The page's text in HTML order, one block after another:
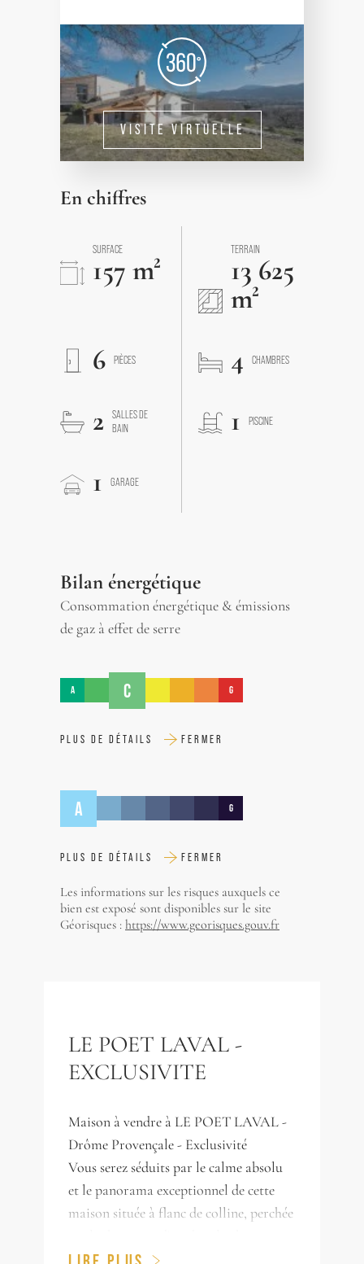
VISITE VIRTUELLE
En chiffres
SURFACE
157 m²
TERRAIN
13 625
m²
6
PIÈCES 4 CHAMBRES
2
SALLES DE
BAIN
1 PISCINE
1 GARAGE
Bilan énergétique
Consommation énergétique & émissions
de gaz à effet de serre
A C G
PLUS DE DÉTAILS FERMER
A G
PLUS DE DÉTAILS FERMER
Les informations sur les risques auxquels ce
bien est exposé sont disponibles sur le site
Géorisques : https://www.georisques.gouv.fr
LE POET LAVAL -
EXCLUSIVITE
Maison à vendre à LE POET LAVAL -
Drôme Provençale - Exclusivité
Vous serez séduits par le calme absolu
et le panorama exceptionnel de cette
maison située à flanc de colline, perchée
villages classés de la Drôme Provençale,